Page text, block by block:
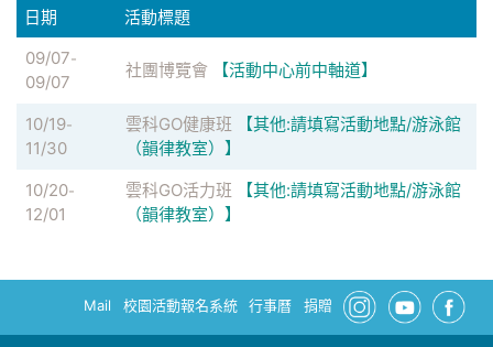
日期
活動標題
09/07-
09/07
社團博覽會 【活動中心前中軸道】
10/19-
11/30
雲科GO健康班
【其他:請填寫活動地點/游泳館
（韻律教室）】
10/20-
12/01
雲科GO活力班
【其他:請填寫活動地點/游泳館
（韻律教室）】
Mail 校園活動報名系統 行事曆 捐贈